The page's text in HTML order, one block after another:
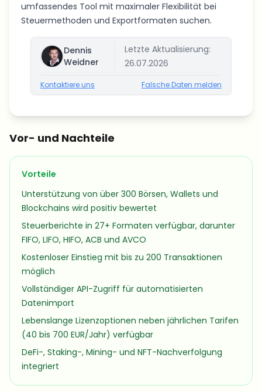
umfassendes Tool mit maximaler Flexibilität bei
Steuermethoden und Exportformaten suchen.
Dennis
Weidner
Letzte Aktualisierung:
26.07.2026
Kontaktiere uns Falsche Daten melden
Vor- und Nachteile
Vorteile
Unterstützung von über 300 Börsen, Wallets und
Blockchains wird positiv bewertet
Steuerberichte in 27+ Formaten verfügbar, darunter
FIFO, LIFO, HIFO, ACB und AVCO
Kostenloser Einstieg mit bis zu 200 Transaktionen
möglich
Vollständiger API-Zugriff für automatisierten
Datenimport
Lebenslange Lizenzoptionen neben jährlichen Tarifen
(40 bis 700 EUR/Jahr) verfügbar
DeFi-, Staking-, Mining- und NFT-Nachverfolgung
integriert